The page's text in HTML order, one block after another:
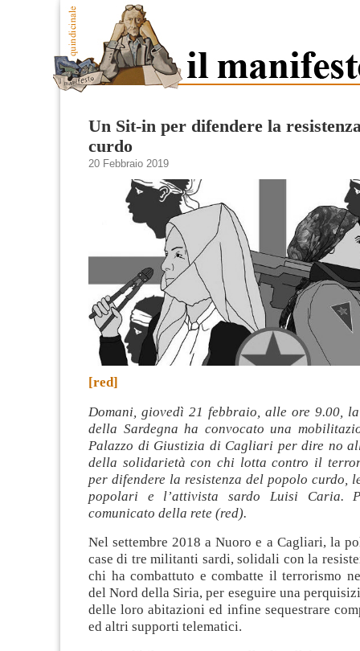
Un Sit-in per difendere la
curdo
20 Febbraio 2019
[red]
Domani, giovedì 21 febbraio, alle ore 9.00,
della Sardegna ha convocato una
Palazzo di Giustizia di Cagliari per dire no
della solidarietà con chi lotta contro il
per difendere la resistenza del popolo curdo,
popolari e l’attivista sardo Luisi Caria.
comunicato della rete (red).
Nel settembre 2018 a Nuoro e a Cagliari, la
case di tre militanti sardi, solidali con la
chi ha combattuto e combatte il terrorismo
del Nord della Siria, per eseguire una
delle loro abitazioni ed infine sequestrare
ed altri supporti telematici.